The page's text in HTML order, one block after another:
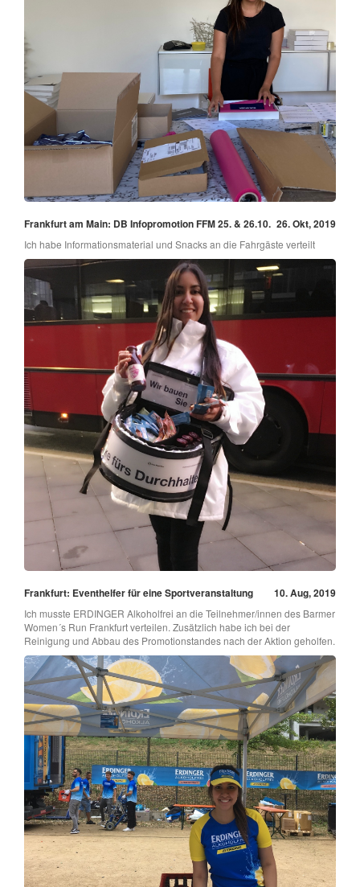
Frankfurt am Main: DB Infopromotion FFM 25. & 26.10. 26. Okt, 2019
Ich habe Informationsmaterial und Snacks an die Fahrgäste verteilt
Frankfurt: Eventhelfer für eine Sportveranstaltung 10. Aug, 2019
Ich musste ERDINGER Alkoholfrei an die Teilnehmer/innen des Barmer
Women´s Run Frankfurt verteilen. Zusätzlich habe ich bei der
Reinigung und Abbau des Promotionstandes nach der Aktion geholfen.